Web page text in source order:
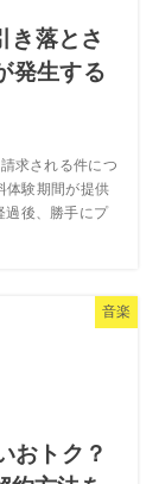
き落とさ
発生する
求される件につ
体験期間が提供
過後、勝手にプ
音楽
おトク？